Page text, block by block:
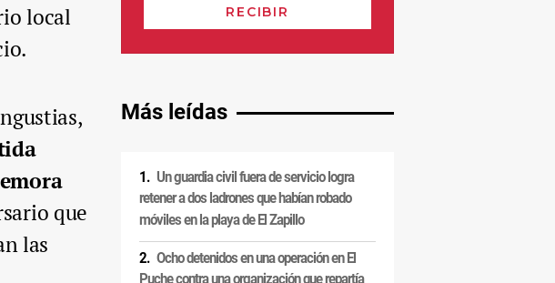
local
que
las
Más leídas
Un guardia civil fuera de servicio logra
retener a dos ladrones que habían robado
móviles en la playa de El Zapillo
Ocho detenidos en una operación en El
Puche contra una organización que repartía